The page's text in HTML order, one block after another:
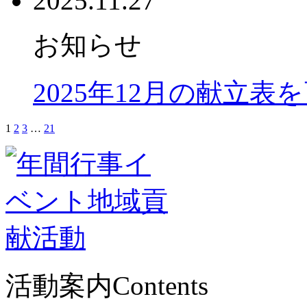
お知らせ
2025年12月の献立表
1 2 3 … 21
活動案内Contents